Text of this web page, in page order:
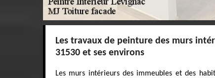
Les travaux de peinture des murs
31530 et ses environs
Les murs intérieurs des immeubles et des